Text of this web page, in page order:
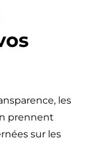
les
prennent
sur les